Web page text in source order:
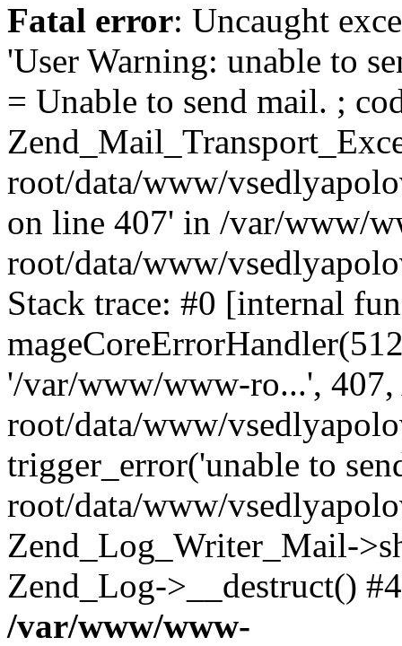
Fatal error: Uncaught
'User Warning: unable to
= Unable to send mail. ;
root/data/www/
on line 407' in /var/www/
root/data/www/
Stack trace: #0 [internal
'/var/www/www-ro...',
root/data/www/
trigger_error('unable to
root/data/www/
Zend_Log_Writer_Mail-
Zend_Log->__destruct()
/var/www/www-